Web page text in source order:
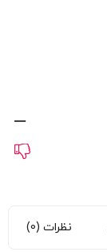
نظرات (0)